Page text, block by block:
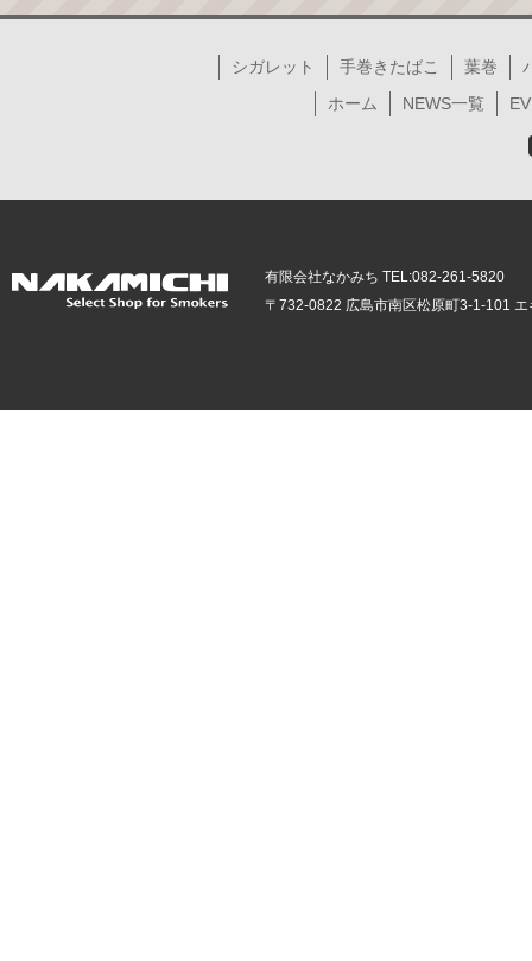
シガレット 手巻きたばこ 葉巻
ホーム
NEWS一覧
有限会社なかみち TEL:082-261-5820
〒732-0822 広島市南区松原町3-1-101